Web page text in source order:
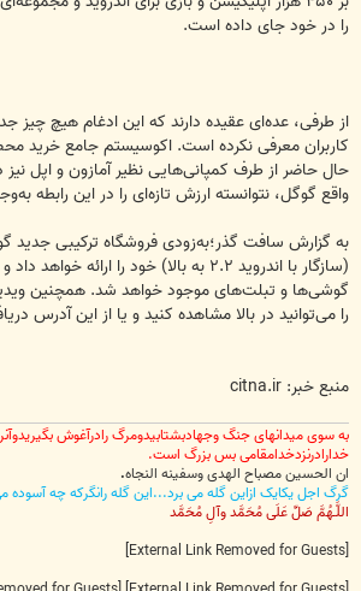
را در خود جای داده است.
از طرفی، عده‌ای عقیده دارند که این ادغام هیچ چیز
کاربران معرفی نکرده است. اکوسیستم جامع خرید
حال حاضر از طرف کمپانی‌هایی نظیر آمازون و اپل نیز
واقع گوگل، نتوانسته ارزش تازه‌ای را در این رابطه
به گزارش سافت‌ گذر؛به‌زودی فروشگاه ترکیبی جدید
(سازگار با اندروید ۲.۲ به بالا) خود را ارائه
را می‌توانید در بالا مشاهده کنید و یا از این آدرس
منبع خبر: citna.ir
به سوی میدانهای جنگ وجهادبشتابیدومرگ رادرآغوش
خدارادرنزدخدامقامی بس بزرگ است.
ان الحسین مصباح الهدی وسفینه النجاه.
گرگ اجل یکایک ازاین گله می برد...این گله رانگرکه چه آسوده
اللَّـهُمَّ صَلِّ عَلَى مُحَمَّد وآلِ مُحَمَّد
[External Link Removed for Guests]